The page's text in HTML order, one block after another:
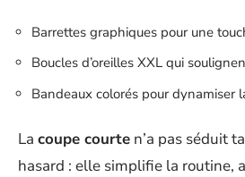
Barrettes graphiques pour une
Boucles d’oreilles XXL qui
Bandeaux colorés pour dynamiser
La coupe courte n’a pas séduit
hasard : elle simplifie la routine,